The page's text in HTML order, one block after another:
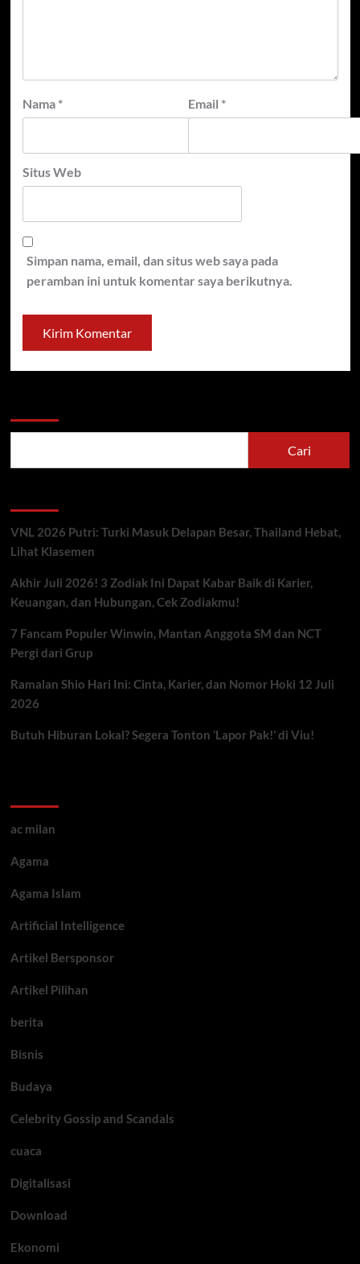
Nama * Email *
Situs Web
Simpan nama, email, dan situs web saya pada
peramban ini untuk komentar saya berikutnya.
Cari
VNL 2026 Putri: Turki Masuk Delapan Besar, Thailand Hebat,
Lihat Klasemen
Akhir Juli 2026! 3 Zodiak Ini Dapat Kabar Baik di Karier,
Keuangan, dan Hubungan, Cek Zodiakmu!
7 Fancam Populer Winwin, Mantan Anggota SM dan NCT
Pergi dari Grup
Ramalan Shio Hari Ini: Cinta, Karier, dan Nomor Hoki 12 Juli
2026
Butuh Hiburan Lokal? Segera Tonton ‘Lapor Pak!’ di Viu!
ac milan
Agama
Agama Islam
Artificial Intelligence
Artikel Bersponsor
Artikel Pilihan
berita
Bisnis
Budaya
Celebrity Gossip and Scandals
cuaca
Digitalisasi
Download
Ekonomi